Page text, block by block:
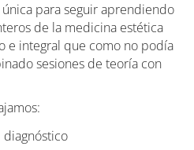
para seguir aprendiendo
de la medicina estética
e integral que como no podía
sesiones de teoría con
diagnóstico